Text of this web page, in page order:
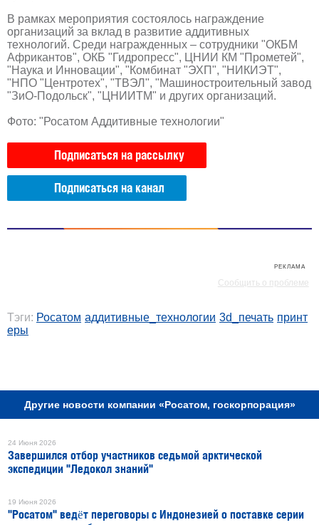
В рамках мероприятия состоялось награждение
организаций за вклад в развитие аддитивных
технологий. Среди награжденных – сотрудники "ОКБМ
Африкантов", ОКБ "Гидропресс", ЦНИИ КМ "Прометей",
"Наука и Инновации", "Комбинат "ЭХП", "НИКИЭТ",
"НПО "Центротех", "ТВЭЛ", "Машиностроительный завод
"ЗиО-Подольск", "ЦНИИТМ" и других организаций.
Фото: "Росатом Аддитивные технологии"
Подписаться на рассылку
Подписаться на канал
РЕКЛАМА
Сообщить о проблеме
Тэги: Росатом аддитивные_технологии 3d_печать принт
еры
Другие новости компании «Росатом, госкорпорация»
24 Июня 2026
Завершился отбор участников седьмой арктической
экспедиции "Ледокол знаний"
19 Июня 2026
"Росатом" ведёт переговоры с Индонезией о поставке серии